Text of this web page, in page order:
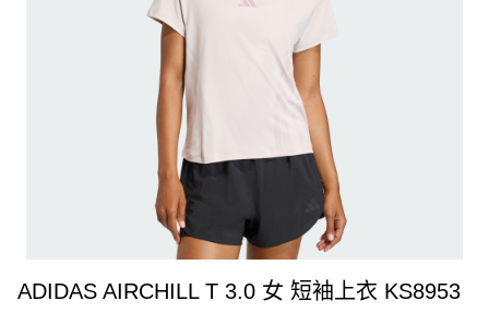
ADIDAS AIRCHILL T 3.0 女 短袖上衣 KS8953